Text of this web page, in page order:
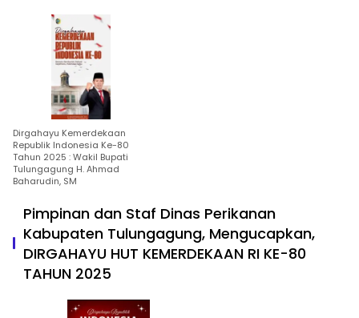
Dirgahayu Kemerdekaan
Republik Indonesia Ke-80
Tahun 2025 : Wakil Bupati
Tulungagung H. Ahmad
Baharudin, SM
Pimpinan dan Staf Dinas Perikanan
Kabupaten Tulungagung, Mengucapkan,
DIRGAHAYU HUT KEMERDEKAAN RI KE-80
TAHUN 2025